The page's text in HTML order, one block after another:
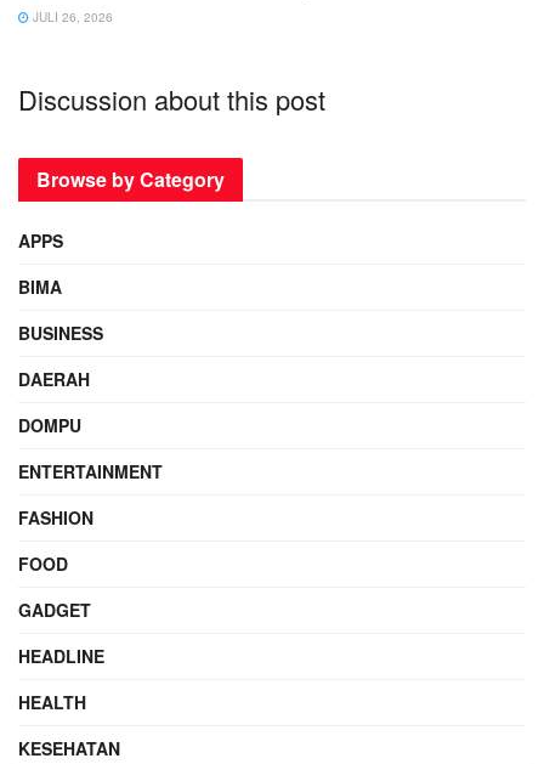
JULI 26, 2026
Discussion about this post
Browse by Category
APPS
BIMA
BUSINESS
DAERAH
DOMPU
ENTERTAINMENT
FASHION
FOOD
GADGET
HEADLINE
HEALTH
KESEHATAN